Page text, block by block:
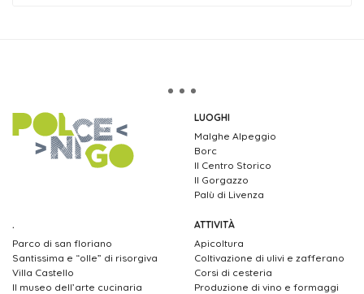
LUOGHI
Malghe Alpeggio
Borc
Il Centro Storico
Il Gorgazzo
Palù di Livenza
.
Parco di san floriano
Santissima e “olle” di risorgiva
Villa Castello
Il museo dell’arte cucinaria
ATTIVITÀ
Apicoltura
Coltivazione di ulivi e zafferano
Corsi di cesteria
Produzione di vino e formaggi